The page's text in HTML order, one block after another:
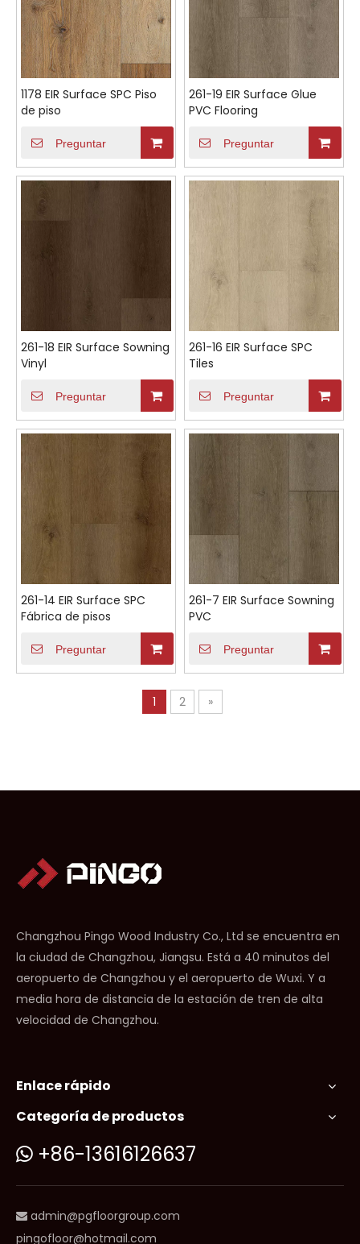
1178 EIR Surface SPC Piso
de piso
Preguntar
261-19 EIR Surface Glue
PVC Flooring
Preguntar
261-18 EIR Surface Sowning
Vinyl
Preguntar
261-16 EIR Surface SPC
Tiles
Preguntar
261-14 EIR Surface SPC
Fábrica de pisos
Preguntar
261-7 EIR Surface Sowning
PVC
Preguntar
1 2 »
Changzhou Pingo Wood Industry Co., Ltd se encuentra en
la ciudad de Changzhou, Jiangsu. Está a 40 minutos del
aeropuerto de Changzhou y el aeropuerto de Wuxi. Y a
media hora de distancia de la estación de tren de alta
velocidad de Changzhou.
Enlace rápido
Categoría de productos
 +86-13616126637
 admin@pgfloorgroup.com
pingofloor@hotmail.com